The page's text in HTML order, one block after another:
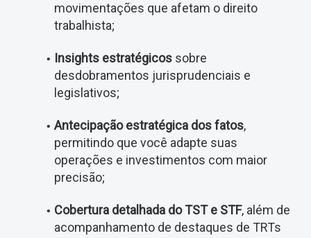
movimentações que afetam o direito
trabalhista;
Insights estratégicossobre
desdobramentos jurisprudenciais e
legislativos;
Antecipação estratégica dos fatos,
permitindo que você adapte suas
operações e investimentos com maior
precisão;
Cobertura detalhada do TST e STF, além de
acompanhamento de destaques de TRTs